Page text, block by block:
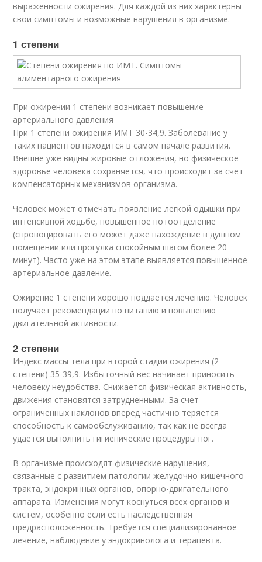
выраженности ожирения. Для каждой из них характерны
свои симптомы и возможные нарушения в организме.
1 степени
При ожирении 1 степени возникает повышение
артериального давления
При 1 степени ожирения ИМТ 30-34,9. Заболевание у
таких пациентов находится в самом начале развития.
Внешне уже видны жировые отложения, но физическое
здоровье человека сохраняется, что происходит за счет
компенсаторных механизмов организма.
Человек может отмечать появление легкой одышки при
интенсивной ходьбе, повышенное потоотделение
(спровоцировать его может даже нахождение в душном
помещении или прогулка спокойным шагом более 20
минут). Часто уже на этом этапе выявляется повышенное
артериальное давление.
Ожирение 1 степени хорошо поддается лечению. Человек
получает рекомендации по питанию и повышению
двигательной активности.
2 степени
Индекс массы тела при второй стадии ожирения (2
степени) 35-39,9. Избыточный вес начинает приносить
человеку неудобства. Снижается физическая активность,
движения становятся затрудненными. За счет
ограниченных наклонов вперед частично теряется
способность к самообслуживанию, так как не всегда
удается выполнить гигиенические процедуры ног.
В организме происходят физические нарушения,
связанные с развитием патологии желудочно-кишечного
тракта, эндокринных органов, опорно-двигательного
аппарата. Изменения могут коснуться всех органов и
систем, особенно если есть наследственная
предрасположенность. Требуется специализированное
лечение, наблюдение у эндокринолога и терапевта.